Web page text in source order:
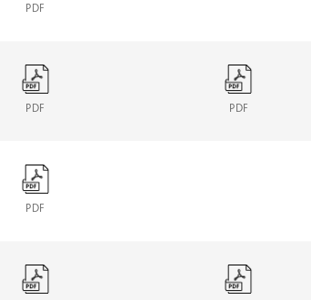
PDF
PDF PDF
PDF